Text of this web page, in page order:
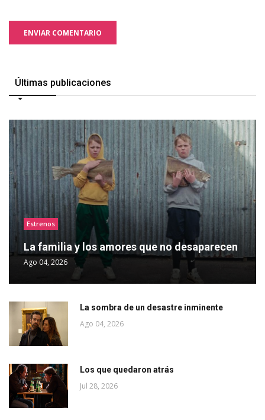
ENVIAR COMENTARIO
Últimas publicaciones
Estrenos
La familia y los amores que no desaparecen
Ago 04, 2026
La sombra de un desastre inminente
Ago 04, 2026
Los que quedaron atrás
Jul 28, 2026